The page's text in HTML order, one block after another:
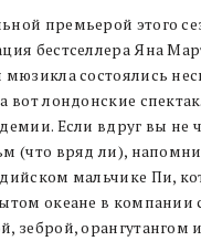
премьерой этого
бестселлера Яна
состоялись
вот лондонские
Если вдруг вы не
(что вряд ли),
мальчике Пи,
океане в компании
зеброй, орангутангом